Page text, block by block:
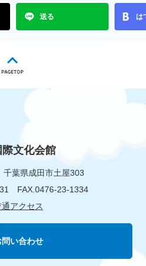
送る は
際文化会館
千葉県成田市土屋303
FAX.0476-23-1334
通アクセス
問い合わせ